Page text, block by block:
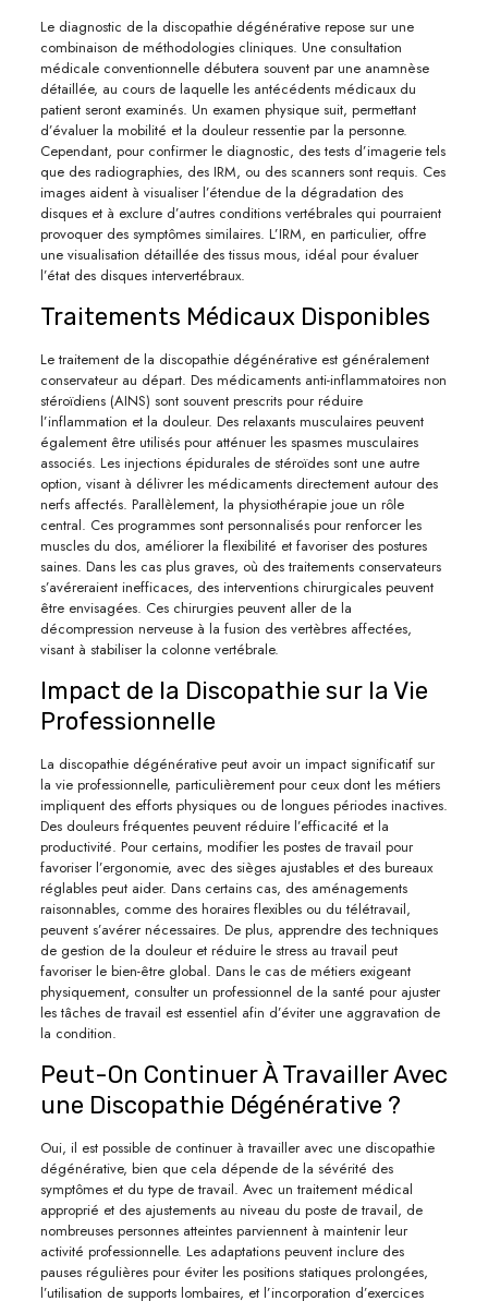
Le diagnostic de la discopathie dégénérative repose sur une
combinaison de méthodologies cliniques. Une consultation
médicale conventionnelle débutera souvent par une anamnèse
détaillée, au cours de laquelle les antécédents médicaux du
patient seront examinés. Un examen physique suit, permettant
d’évaluer la mobilité et la douleur ressentie par la personne.
Cependant, pour confirmer le diagnostic, des tests d’imagerie tels
que des radiographies, des IRM, ou des scanners sont requis. Ces
images aident à visualiser l’étendue de la dégradation des
disques et à exclure d’autres conditions vertébrales qui pourraient
provoquer des symptômes similaires. L’IRM, en particulier, offre
une visualisation détaillée des tissus mous, idéal pour évaluer
l’état des disques intervertébraux.
Traitements Médicaux Disponibles
Le traitement de la discopathie dégénérative est généralement
conservateur au départ. Des médicaments anti-inflammatoires non
stéroïdiens (AINS) sont souvent prescrits pour réduire
l’inflammation et la douleur. Des relaxants musculaires peuvent
également être utilisés pour atténuer les spasmes musculaires
associés. Les injections épidurales de stéroïdes sont une autre
option, visant à délivrer les médicaments directement autour des
nerfs affectés. Parallèlement, la physiothérapie joue un rôle
central. Ces programmes sont personnalisés pour renforcer les
muscles du dos, améliorer la flexibilité et favoriser des postures
saines. Dans les cas plus graves, où des traitements conservateurs
s’avéreraient inefficaces, des interventions chirurgicales peuvent
être envisagées. Ces chirurgies peuvent aller de la
décompression nerveuse à la fusion des vertèbres affectées,
visant à stabiliser la colonne vertébrale.
Impact de la Discopathie sur la Vie
Professionnelle
La discopathie dégénérative peut avoir un impact significatif sur
la vie professionnelle, particulièrement pour ceux dont les métiers
impliquent des efforts physiques ou de longues périodes inactives.
Des douleurs fréquentes peuvent réduire l’efficacité et la
productivité. Pour certains, modifier les postes de travail pour
favoriser l’ergonomie, avec des sièges ajustables et des bureaux
réglables peut aider. Dans certains cas, des aménagements
raisonnables, comme des horaires flexibles ou du télétravail,
peuvent s’avérer nécessaires. De plus, apprendre des techniques
de gestion de la douleur et réduire le stress au travail peut
favoriser le bien-être global. Dans le cas de métiers exigeant
physiquement, consulter un professionnel de la santé pour ajuster
les tâches de travail est essentiel afin d’éviter une aggravation de
la condition.
Peut-On Continuer À Travailler Avec
une Discopathie Dégénérative ?
Oui, il est possible de continuer à travailler avec une discopathie
dégénérative, bien que cela dépende de la sévérité des
symptômes et du type de travail. Avec un traitement médical
approprié et des ajustements au niveau du poste de travail, de
nombreuses personnes atteintes parviennent à maintenir leur
activité professionnelle. Les adaptations peuvent inclure des
pauses régulières pour éviter les positions statiques prolongées,
l’utilisation de supports lombaires, et l’incorporation d’exercices